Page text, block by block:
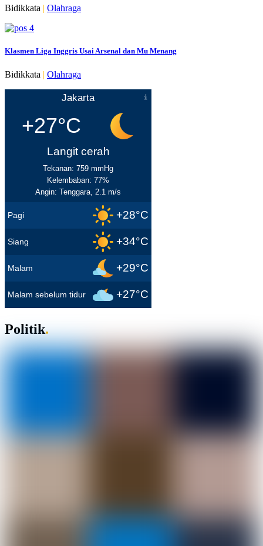
Bidikkata | Olahraga
Klasmen Liga Inggris Usai Arsenal dan Mu Menang
Bidikkata | Olahraga
Jakarta
+27°C
Langit cerah
Tekanan: 759 mmHg
Kelembaban: 77%
Angin: Tenggara, 2.1 m/s
Pagi +28°C
Siang +34°C
Malam +29°C
Malam sebelum tidur +27°C
Politik.